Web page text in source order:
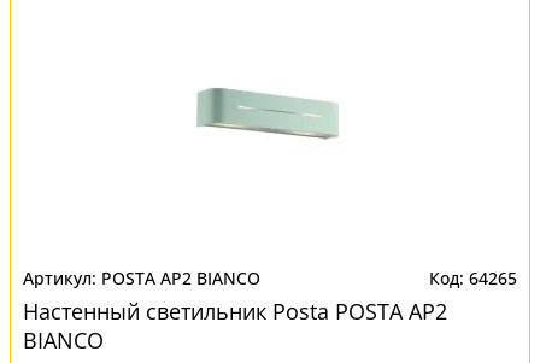
POSTA AP2 BIANCO 64265
Настенный светильник Posta POSTA AP2
BIANCO